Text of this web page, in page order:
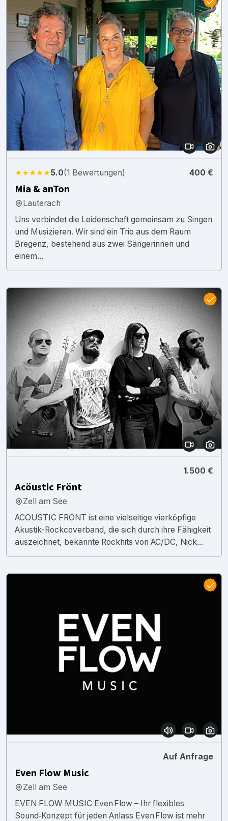
★★★★★5.0(1 Bewertungen) 400 €
Mia & anTon
Lauterach
Uns verbindet die Leidenschaft gemeinsam zu Singen
und Musizieren. Wir sind ein Trio aus dem Raum
Bregenz, bestehend aus zwei Sängerinnen und
einem...
1.500 €
Acöustic Frönt
Zell am See
ACÖUSTIC FRÖNT ist eine vielseitige vierköpfige
Akustik-Rockcoverband, die sich durch ihre Fähigkeit
auszeichnet, bekannte Rockhits von AC/DC, Nick...
Auf Anfrage
Even Flow Music
Zell am See
EVEN FLOW MUSIC Even Flow – Ihr flexibles
Sound‑Konzept für jeden Anlass Even Flow ist mehr